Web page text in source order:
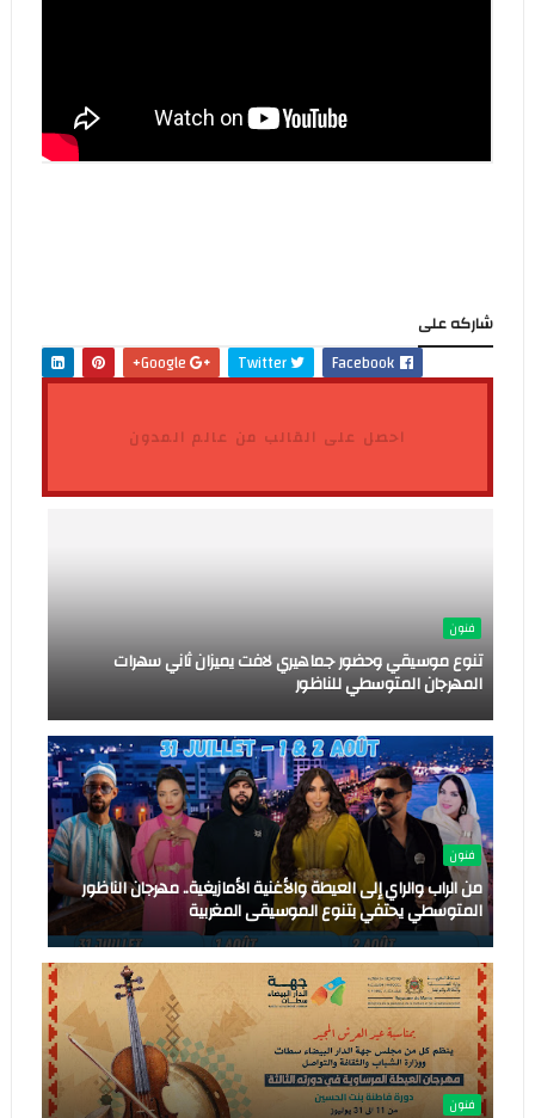
شاركه على
Facebook
Twitter
احصل على القالب من عالم المدون
فنون
تنوع موسيقي وحضور جماهيري لافت يميزان ثاني سهرات
المهرجان المتوسطي للناظور
فنون
من الراب والراي إلى العيطة والأغنية الأمازيغية.. مهرجان الناظور
المتوسطي يحتفي بتنوع الموسيقى المغربية
فنون